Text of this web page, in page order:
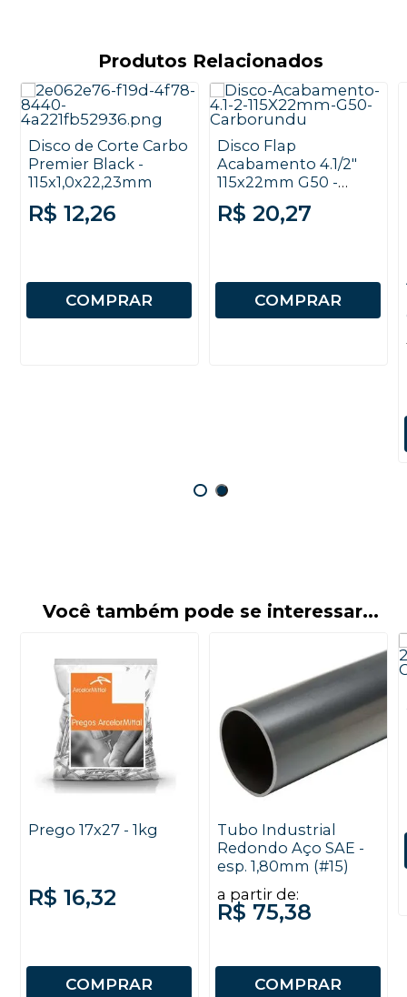
Produtos Relacionados
Disco de Corte Carbo
Premier Black -
115x1,0x22,23mm
R$ 12,26
COMPRAR
Disco Flap
Acabamento 4.1/2"
115x22mm G50 -
Carborundum
R$ 20,27
COMPRAR
Você também pode se interessar...
Prego 17x27 - 1kg
R$ 16,32
COMPRAR
Tubo Industrial
Redondo Aço SAE -
esp. 1,80mm (#15)
a partir de:
R$ 75,38
COMPRAR